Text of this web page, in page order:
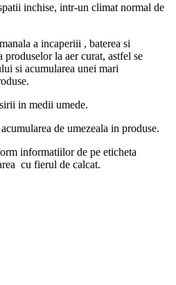
inchise, intr-un climat normal de
a incaperiii , baterea si
produselor la aer curat, astfel se
si acumularea unei mari
in medii umede.
de umezeala in produse.
informatiilor de pe eticheta
cu fierul de calcat.